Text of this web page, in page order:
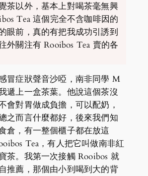
茶以外，基本上對喝茶毫無興
Tea 這個完全不含咖啡因的
眼前，真的有把我成功引誘到
外關注有 Rooibos Tea 賣的各
冒症狀聲音沙啞，南非同學 M
遞上一盒茶葉。他說這個茶沒
會對胃做成負擔，可以配奶，
之而言什麼都好，後來我們知
倉，有一整個櫃子都在放這
Tea，有人把它叫做南非紅
茶。我第一次接觸 Rooibos 就
推薦，那個由小到喝到大的背